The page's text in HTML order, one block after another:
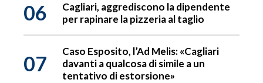
06
Cagliari, aggrediscono la dipendente
per rapinare la pizzeria al taglio
07
Caso Esposito, l’Ad Melis: «Cagliari
davanti a qualcosa di simile a un
tentativo di estorsione»